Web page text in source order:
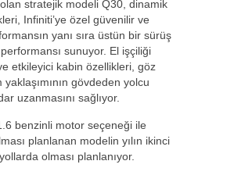
stratejik modeli Q30, dinamik
Infiniti’ye özel güvenilir ve
yanı sıra üstün bir sürüş
sunuyor. El işçiliği
etkileyici kabin özellikleri, göz
yaklaşımının gövdeden yolcu
uzanmasını sağlıyor.
benzinli motor seçeneği ile
planlanan modelin yılın ikinci
olması planlanıyor.